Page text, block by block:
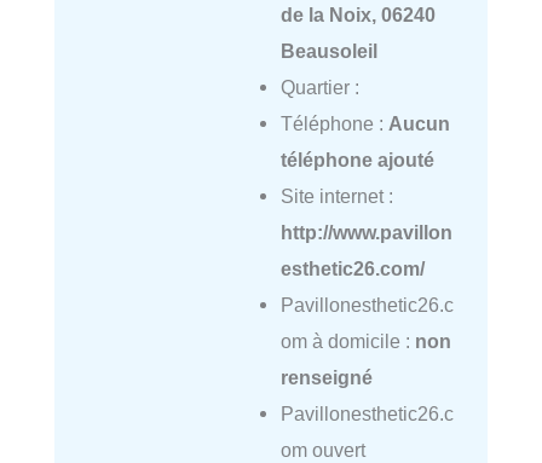
de la Noix, 06240
Beausoleil
Quartier :
Téléphone : Aucun
téléphone ajouté
Site internet :
http://www.pavillon
esthetic26.com/
Pavillonesthetic26.c
om à domicile : non
renseigné
Pavillonesthetic26.c
om ouvert